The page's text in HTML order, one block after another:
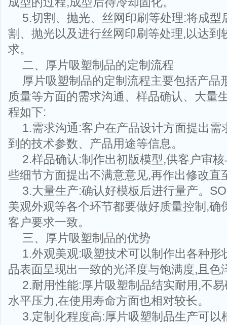
5.切割、抛光、丝网印刷等处理:将成型
割、抛光以及进行丝网印刷等处理,以达到
求。
二、厚片吸塑制品的定制流程
厚片吸塑制品的定制流程主要包括产品
质量等方面的需求沟通、样品确认、大量
程如下:
1.需求沟通:客户在产品设计方面提出需
到的技术参数、产品用途等信息。
2.样品确认:制作出初版模型,供客户审
些细节方面提出不满意意见,再作出修改直
3.大量生产:确认好模板后进行量产。
美观外观等各个环节都要做好质量控制,确
客户要求一致。
三、厚片吸塑制品的优势
1.外观美观:吸塑技术可以制作出各种形
品表面呈现出一致的光泽度与饱满度,且色
2.耐用性能:厚片吸塑制品结实耐用,不
水平压力,在使用寿命方面也相对较长。
3.定制化程度高:厚片吸塑制品生产可以